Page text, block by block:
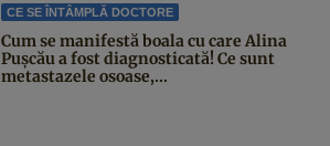
CE SE ÎNTÂMPLĂ DOCTORE
Cum se manifestă boala cu care Alina
Pușcău a fost diagnosticată! Ce sunt
metastazele osoase,...